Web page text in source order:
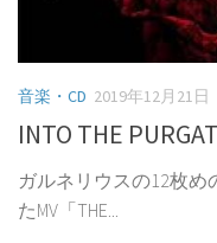
音楽・CD 2019年12月21日
INTO THE
ガルネリウスの12枚
たMV「THE...